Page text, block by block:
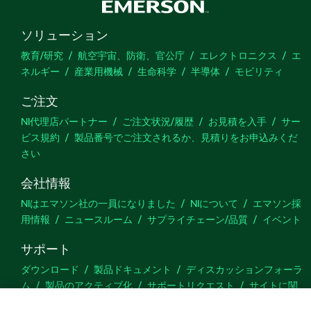
ソリューション
教育/研究 航空宇宙、防衛、官公庁 エレクトロニクス
エ
ネルギー
産業用機械 生命科学 半導体 モビリティ
ご注文
NI代理店パートナー ご注文状況/履歴 お見積を入手
サー
ビス規約
製品番号でご注文されるか、見積りをお申込みくだ
さい
会社情報
NIはエマソン社の一員になりました NIについて
エマソン採
用情報
ニュースルーム サプライチェーン/品質 イベント
サポート
ダウンロード 製品ドキュメント
ディスカッションフォーラ
ム
製品のアクティブ化 サポートリクエスト
サイトに関